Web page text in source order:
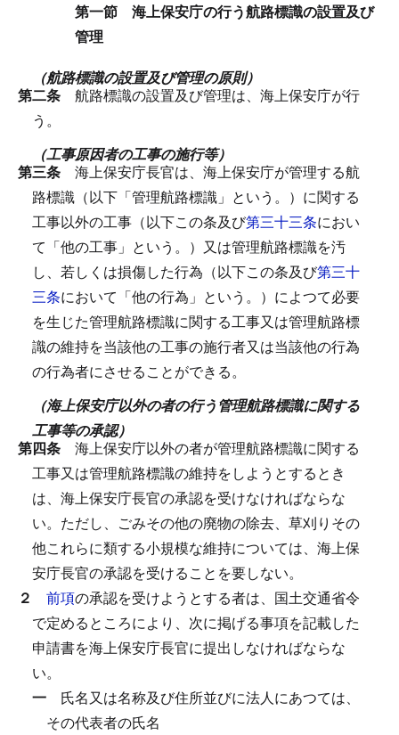
第一節 海上保安庁の行う航路標識の設置及び
管理
（航路標識の設置及び管理の原則）
第二条 航路標識の設置及び管理は、海上保安庁が行
う。
（工事原因者の工事の施行等）
第三条 海上保安庁長官は、海上保安庁が管理する航
路標識（以下「管理航路標識」という。）に関する
工事以外の工事（以下この条及び第三十三条におい
て「他の工事」という。）又は管理航路標識を汚
し、若しくは損傷した行為（以下この条及び第三十
三条において「他の行為」という。）によつて必要
を生じた管理航路標識に関する工事又は管理航路標
識の維持を当該他の工事の施行者又は当該他の行為
の行為者にさせることができる。
（海上保安庁以外の者の行う管理航路標識に関する
工事等の承認）
第四条 海上保安庁以外の者が管理航路標識に関する
工事又は管理航路標識の維持をしようとするとき
は、海上保安庁長官の承認を受けなければならな
い。 ただし、ごみその他の廃物の除去、草刈りその
他これらに類する小規模な維持については、海上保
安庁長官の承認を受けることを要しない。
２ 前項の承認を受けようとする者は、国土交通省令
で定めるところにより、次に掲げる事項を記載した
申請書を海上保安庁長官に提出しなければならな
い。
一 氏名又は名称及び住所並びに法人にあつては、
その代表者の氏名